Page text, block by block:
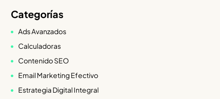
Categorías
Ads Avanzados
Calculadoras
Contenido SEO
Email Marketing Efectivo
Estrategia Digital Integral